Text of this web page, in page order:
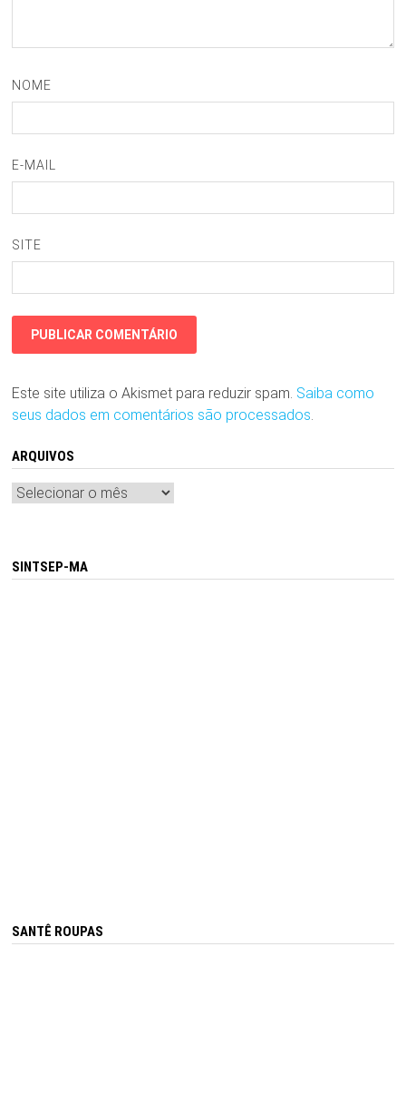
NOME
E-MAIL
SITE
Este site utiliza o Akismet para reduzir spam. Saiba como
seus dados em comentários são processados.
ARQUIVOS
Arquivos
SINTSEP-MA
SANTÊ ROUPAS